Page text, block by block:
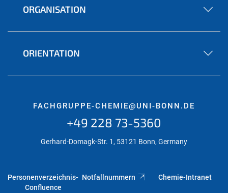
ORGANISATION
ORIENTATION
FACHGRUPPE-CHEMIE@UNI-BONN.DE
+49 228 73-5360
Gerhard-Domagk-Str. 1, 53121 Bonn, Germany
Personenverzeichnis-
Confluence
Notfallnummern Chemie-Intranet